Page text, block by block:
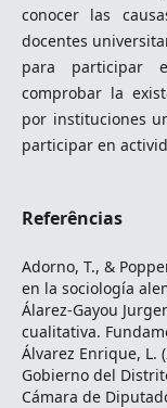
conocer las
docentes
para participar
comprobar la
por instituciones
participar en
Referências
Adorno, T., &
en la sociología
Álarez-Gayou
cualitativa.
Álvarez Enrique, L.
Gobierno del
Cámara de